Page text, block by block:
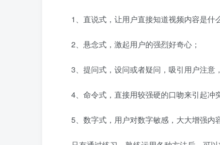
1、直说式，让用户直接知道视频内容是什
2、悬念式，激起用户的强烈好奇心；
3、提问式，设问或者疑问，吸引用户注意
4、命令式，直接用较强硬的口吻来引起冲
5、数字式，用户对数字敏感，大大增强内